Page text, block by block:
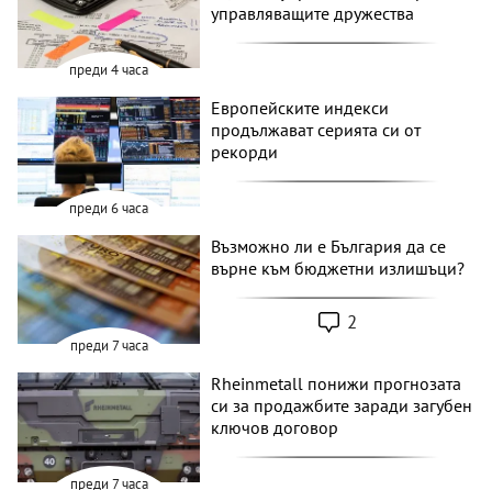
преди 4 часа
управляващите дружества
преди 6 часа
Европейските индекси
продължават серията си от
рекорди
преди 7 часа
Възможно ли е България да се
върне към бюджетни излишъци?
2
преди 7 часа
Rheinmetall понижи прогнозата
си за продажбите заради загубен
ключов договор